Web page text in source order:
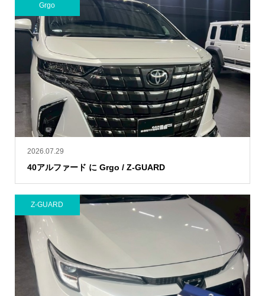
2026.07.29
40アルファード に Grgo / Z-GUARD
Grgo
Z-GUARD